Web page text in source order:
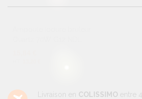
Livraison en COLISSIMO entre